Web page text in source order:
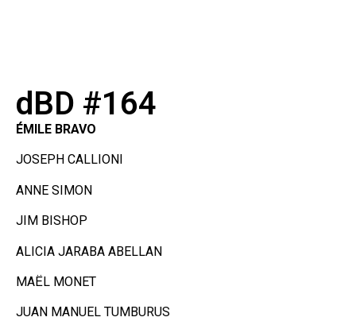
dBD #164
ÉMILE BRAVO
JOSEPH CALLIONI
ANNE SIMON
JIM BISHOP
ALICIA JARABA ABELLAN
MAËL MONET
JUAN MANUEL TUMBURUS